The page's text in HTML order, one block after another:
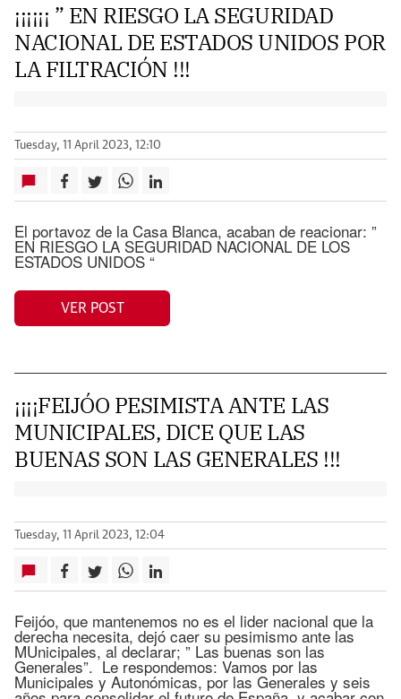
¡¡¡¡¡¡ ” EN RIESGO LA SEGURIDAD
NACIONAL DE ESTADOS UNIDOS POR
LA FILTRACIÓN !!!
Tuesday, 11 April 2023, 12:10
El portavoz de la Casa Blanca, acaban de reacionar: ”
EN RIESGO LA SEGURIDAD NACIONAL DE LOS
ESTADOS UNIDOS “
VER POST
¡¡¡¡FEIJÓO PESIMISTA ANTE LAS
MUNICIPALES, DICE QUE LAS
BUENAS SON LAS GENERALES !!!
Tuesday, 11 April 2023, 12:04
Feijóo, que mantenemos no es el lider nacional que la
derecha necesita, dejó caer su pesimismo ante las
MUnicipales, al declarar; ” Las buenas son las
Generales”. Le respondemos: Vamos por las
Municipales y Autonómicas, por las Generales y seis